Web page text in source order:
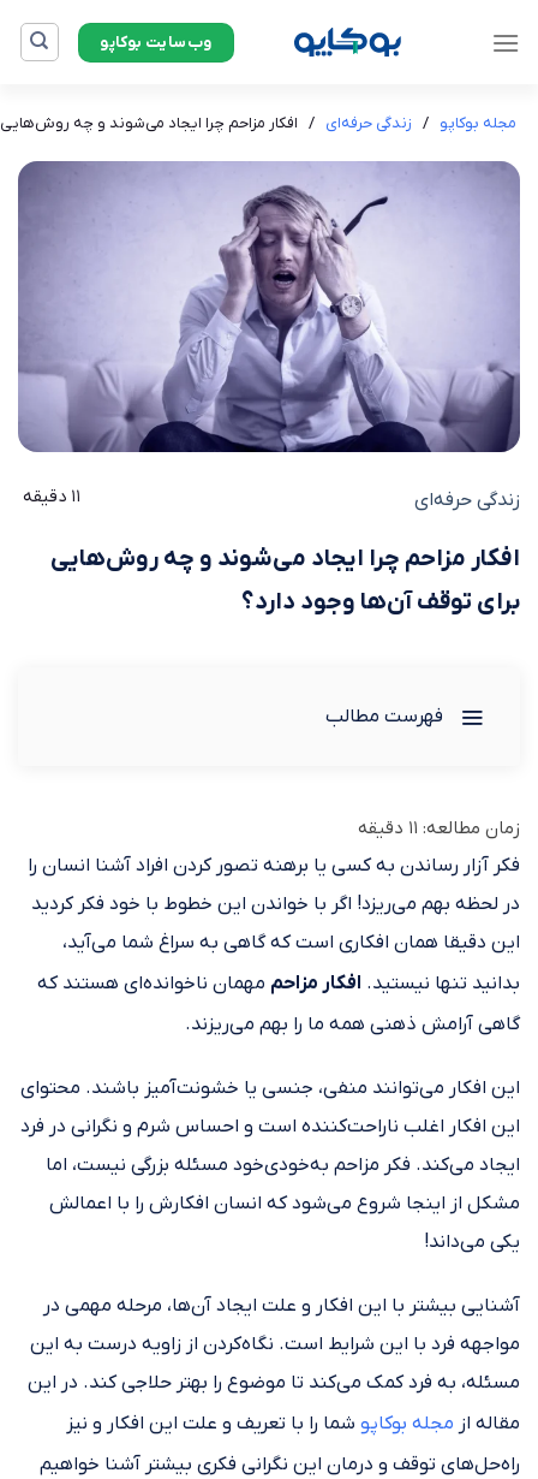
وب‌سایت بوکاپو
مجله بوکاپو / زندگی حرفه‌ای / افکار مزاحم چرا ایجاد می‌شوند و چه
زندگی حرفه‌ای 11 دقیقه
افکار مزاحم چرا ایجاد می‌شوند و چه روش‌هایی
برای توقف آن‌ها وجود دارد؟
فهرست مطالب
زمان مطالعه: 11 دقیقه
فکر آزار رساندن به کسی یا برهنه تصور کردن افراد آشنا انسان را
در لحظه بهم می‌ریزد! اگر با خواندن این خطوط با خود فکر کردید
این دقیقا همان افکاری است که گاهی به سراغ شما می‌آید،
بدانید تنها نیستید. افکار مزاحم مهمان ناخوانده‌ای هستند که
گاهی آرامش ذهنی همه ما را بهم می‌ریزند.
این افکار می‌توانند منفی، جنسی یا خشونت‌آمیز باشند. محتوای
این افکار اغلب ناراحت‌کننده است و احساس شرم و نگرانی در فرد
ایجاد می‌کند. فکر مزاحم به‌خودی‌خود مسئله بزرگی نیست، اما
مشکل از اینجا شروع می‌شود که انسان افکارش را با اعمالش
یکی می‌داند!
آشنایی بیشتر با این افکار و علت ایجاد آن‌ها، مرحله مهمی در
مواجهه فرد با این شرایط است. نگاه‌کردن از زاویه درست به این
مسئله، به فرد کمک می‌کند تا موضوع را بهتر حلاجی کند. در این
مقاله از مجله ‌بوکاپو شما را با تعریف و علت این افکار و نیز
راه‌حل‌های توقف و درمان این نگرانی فکری بیشتر آشنا خواهیم